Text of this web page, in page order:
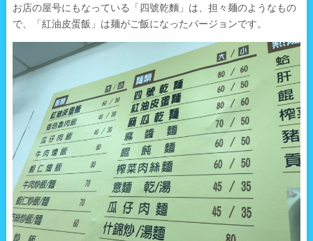
お店の屋号にもなっている「四號乾麵」は、担々麺のようなもの
で、「紅油皮蛋飯」は麺がご飯になったバージョンです。